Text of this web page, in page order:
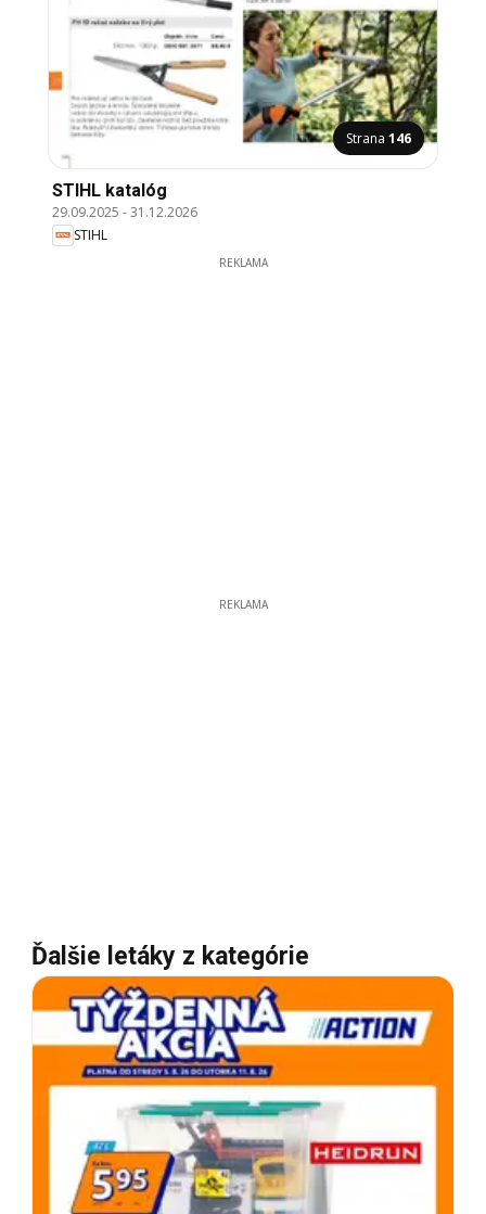
Strana 146
STIHL katalóg
29.09.2025 -31.12.2026
STIHL
REKLAMA
REKLAMA
Ďalšie letáky z kategórie